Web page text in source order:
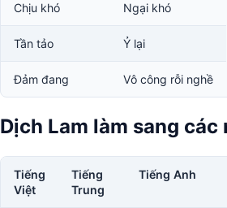
Chịu khó Ngại khó
Tần tảo Ỷ lại
Đảm đang Vô công rỗi nghề
Dịch Lam làm sang các
Tiếng
Việt
Tiếng
Trung
Tiếng Anh